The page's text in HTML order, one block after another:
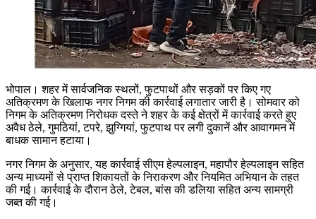
भोपाल। शहर में सार्वजनिक स्थलों, फुटपाथों और सड़कों पर किए गए
अतिक्रमण के खिलाफ नगर निगम की कार्रवाई लगातार जारी है। सोमवार को
निगम के अतिक्रमण निरोधक दस्ते ने शहर के कई क्षेत्रों में कार्रवाई करते हुए
अवैध ठेले, गुमठियां, टपरे, झुग्गियां, फुटपाथ पर लगी दुकानें और आवागमन में
बाधक सामान हटाया।
नगर निगम के अनुसार, यह कार्रवाई सीएम हेल्पलाइन, महापौर हेल्पलाइन सहित
अन्य माध्यमों से प्राप्त शिकायतों के निराकरण और नियमित अभियान के तहत
की गई। कार्रवाई के दौरान ठेले, टेबल, बांस की डलिया सहित अन्य सामग्री
जब्त की गई।